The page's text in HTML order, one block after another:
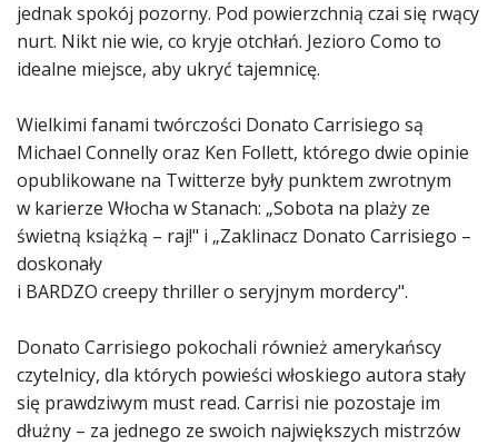
jednak spokój pozorny. Pod powierzchnią czai się rwący
nurt. Nikt nie wie, co kryje otchłań. Jezioro Como to
idealne miejsce, aby ukryć tajemnicę.
Wielkimi fanami twórczości Donato Carrisiego są
Michael Connelly oraz Ken Follett, którego dwie opinie
opublikowane na Twitterze były punktem zwrotnym
w karierze Włocha w Stanach: „Sobota na plaży ze
świetną książką – raj!" i „Zaklinacz Donato Carrisiego –
doskonały
i BARDZO creepy thriller o seryjnym mordercy".
Donato Carrisiego pokochali również amerykańscy
czytelnicy, dla których powieści włoskiego autora stały
się prawdziwym must read. Carrisi nie pozostaje im
dłużny – za jednego ze swoich największych mistrzów